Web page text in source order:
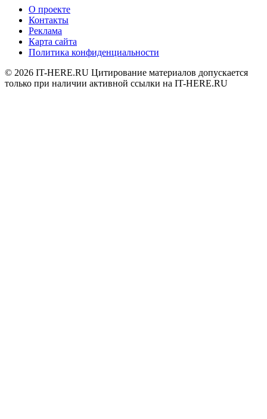
О проекте
Контакты
Реклама
Карта сайта
Политика конфиденциальности
© 2026 IT-HERE.RU Цитирование материалов допускается
только при наличии активной ссылки на IT-HERE.RU